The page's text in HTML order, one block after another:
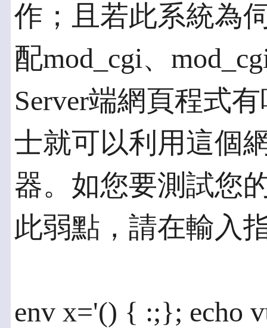
作；且若此系統為
配mod_cgi、
Server端網頁程式
士就可以利用這個
器。如您要測試您
此弱點，請在輸入
env x='() { :;}; echo